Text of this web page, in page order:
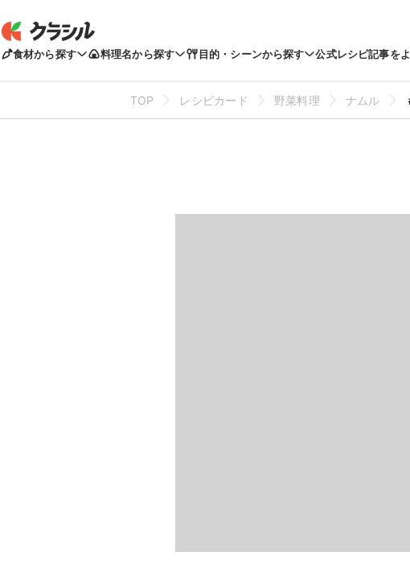
食材から探す 料理名から探す 目的・シーンから探す 公式レシピ記事を
TOP レシピカード 野菜料理 ナムル